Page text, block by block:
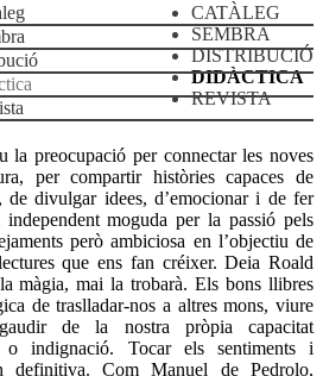
CATÀLEG
SEMBRA
DISTRIBUCIÓ
DIDÀCTICA
REVISTA
la preocupació per connectar les noves
per compartir històries capaces de
de divulgar idees, d’emocionar i de fer
moguda per la passió pels
però ambiciosa en l’objectiu de
que ens fan créixer. Deia Roald
màgia, mai la trobarà. Els bons llibres
de traslladar-nos a altres mons, viure
de la nostra pròpia capacitat
o indignació. Tocar els sentiments i
definitiva. Com Manuel de Pedrolo,